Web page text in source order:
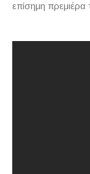
επίσημη πρεμιέρα